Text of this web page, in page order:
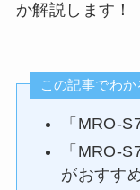
か解説します！
この記事でわか
「MRO-
「MRO-
がおすす